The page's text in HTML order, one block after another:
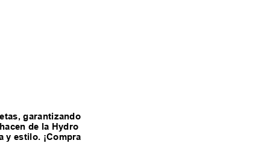
garantizando
de la Hydro
y estilo. ¡Compra